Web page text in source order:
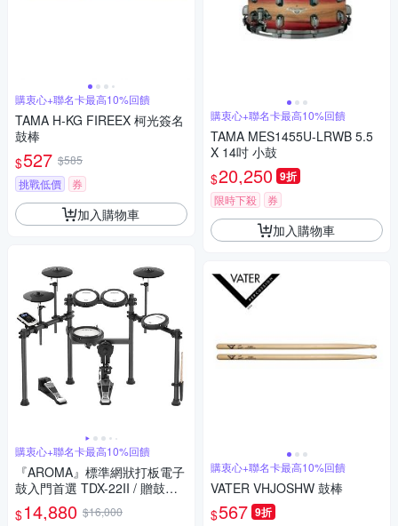
購衷心+聯名卡最高10%回饋
TAMA H-KG FIREEX 柯光簽名
鼓棒
$527 $585
挑戰低價
券
加入購物車
購衷心+聯名卡最高10%回饋
『AROMA』標準網狀打板電子
鼓入門首選 TDX-22II / 贈鼓
椅、鼓棒、耳機 / 公司貨保固
$14,880 $16,000
購衷心+聯名卡最高10%回饋
TAMA MES1455U-LRWB 5.5
X 14吋 小鼓
$20,250 9折
限時下殺 券
加入購物車
購衷心+聯名卡最高10%回饋
VATER VHJOSHW 鼓棒
$567 9折